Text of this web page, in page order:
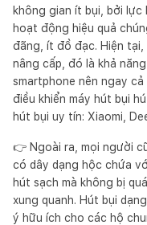
không gian ít bụi, bởi
hoạt động hiệu quả
đãng, ít đồ đạc. Hiện
nâng cấp, đó là khả
smartphone nên ngay
điều khiển máy hút bụi
hút bụi uy tín: Xiaomi,
👉 Ngoài ra, mọi người
có dây dạng hộc chứa
hút sạch mà không bị
xung quanh. Hút bụi
ý hữu ích cho các hộ